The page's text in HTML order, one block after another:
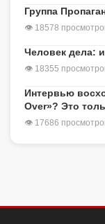
Группа
👁 18578
Человек дела:
👁 18355
Интервью
Over»? Это
👁 17686